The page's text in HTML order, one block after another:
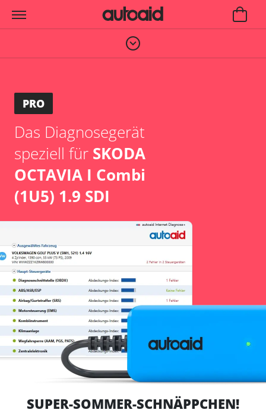
PRO
Das Diagnosegerät
speziell für SKODA
OCTAVIA I Combi
(1U5) 1.9 SDI
SUPER-SOMMER-SCHNÄPPCHEN!